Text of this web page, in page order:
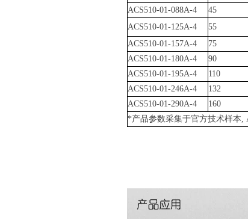
ACS510-01-088A-4
45
ACS510-01-125A-4
55
ACS510-01-157A-4
75
ACS510-01-180A-4 90
ACS510-01-195A-4
110
ACS510-01-246A-4
132
ACS510-01-290A-4
160
*产品参数采集于官方技术样本,